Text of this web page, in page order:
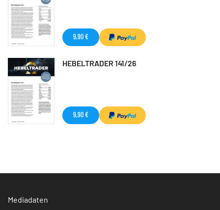
9,90 €
HEBELTRADER 141/26
9,90 €
Mediadaten